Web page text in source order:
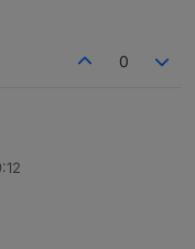
0
mal die
vom